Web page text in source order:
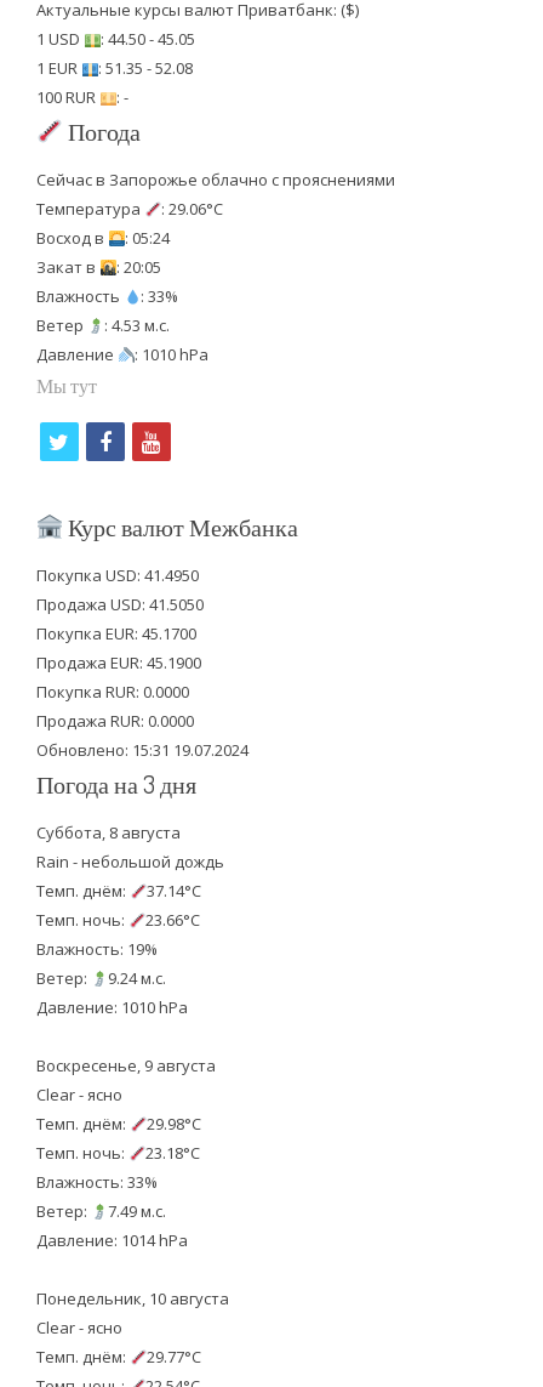
Актуальные курсы валют Приватбанк: ($)
1 USD
: 44.50 - 45.05
1 EUR
: 51.35 - 52.08
100 RUR
: -
Погода
Сейчас в Запорожье облачно с прояснениями
Температура
: 29.06°C
Восход в
: 05:24
Закат в
: 20:05
Влажность
: 33%
Ветер
: 4.53 м.с.
Давление
: 1010 hPa
Мы тут
i
t
e
r
f
c
b
o
o
k
y
u
u
b
e
Курс валют Межбанка
Покупка USD: 41.4950
Продажа USD: 41.5050
Покупка EUR: 45.1700
Продажа EUR: 45.1900
Покупка RUR: 0.0000
Продажа RUR: 0.0000
Обновлено: 15:31 19.07.2024
Погода на 3 дня
Суббота, 8 августа
Rain - небольшой дождь
Темп. днём:
37.14°C
Темп. ночь:
23.66°C
Влажность: 19%
Ветер:
9.24 м.с.
Давление: 1010 hPa
Воскресенье, 9 августа
Clear - ясно
Темп. днём:
29.98°C
Темп. ночь:
23.18°C
Влажность: 33%
Ветер:
7.49 м.с.
Давление: 1014 hPa
Понедельник, 10 августа
Clear - ясно
Темп. днём:
29.77°C